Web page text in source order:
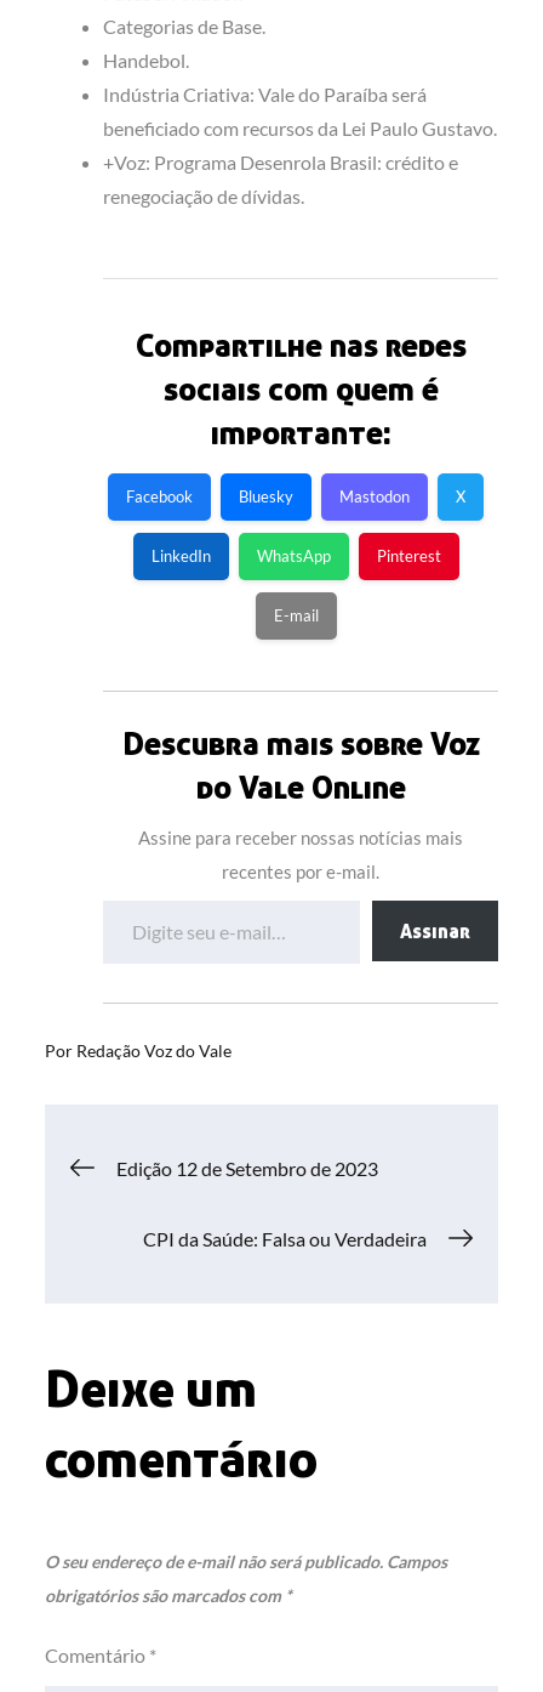
Categorias de Base.
Handebol.
Indústria Criativa: Vale do Paraíba será
beneficiado com recursos da Lei Paulo Gustavo.
+Voz: Programa Desenrola Brasil: crédito e
renegociação de dívidas.
Compartilhe nas redes
sociais com quem é
importante:
Facebook Bluesky Mastodon X
LinkedIn WhatsApp Pinterest
E-mail
Descubra mais sobre Voz
do Vale Online
Assine para receber nossas notícias mais
recentes por e-mail.
Assinar
Por Redação Voz do Vale
Navegação
Edição 12 de Setembro de 2023
CPI da Saúde: Falsa ou Verdadeira
Deixe um
comentário
O seu endereço de e-mail não será publicado. Campos
obrigatórios são marcados com *
Comentário *